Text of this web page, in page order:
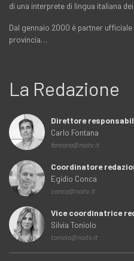
di una interprete di lingua italiana
Dal gennaio 2000 è partner
provincia…
La Redazione
Direttore
Carlo Fontana
fontana@noitv.it
Coordinatore
Egidio Conca
conca@noitv.it
Vice coordinatrice
Silvia Toniolo
toniolo@noitv.it